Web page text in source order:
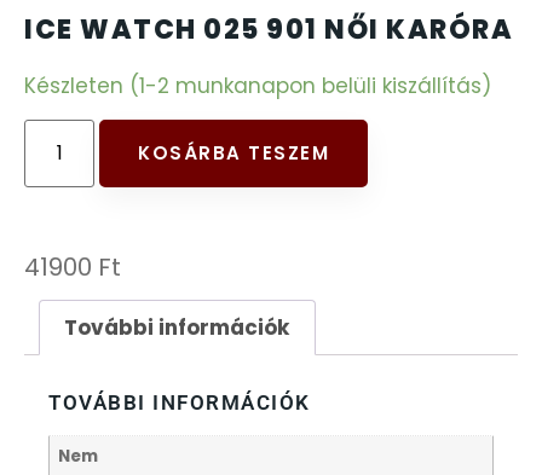
ICE WATCH 025 901 NŐI KARÓRA
Készleten (1-2 munkanapon belüli kiszállítás)
KOSÁRBA TESZEM
41900 Ft
További információk
TOVÁBBI INFORMÁCIÓK
Nem
FÉMCSATOK
FESTINA
FIGURÁS ÉBRESZTŐÓRÁK
FRANCIS DELON
FREELOOK
GUESS KARÓRÁK